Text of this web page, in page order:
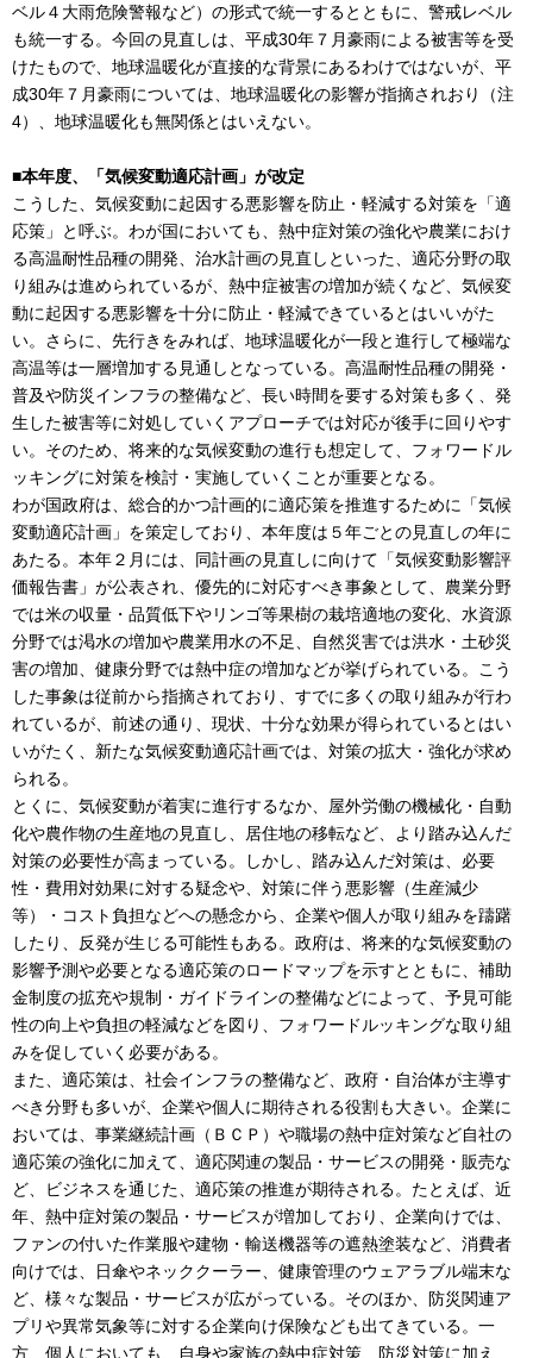
ベル４大雨危険警報など）の形式で統一するとともに、警戒レベル
も統一する。今回の見直しは、平成30年７月豪雨による被害等を受
けたもので、地球温暖化が直接的な背景にあるわけではないが、平
成30年７月豪雨については、地球温暖化の影響が指摘されおり（注
4）、地球温暖化も無関係とはいえない。
■本年度、「気候変動適応計画」が改定
こうした、気候変動に起因する悪影響を防止・軽減する対策を「適
応策」と呼ぶ。わが国においても、熱中症対策の強化や農業におけ
る高温耐性品種の開発、治水計画の見直しといった、適応分野の取
り組みは進められているが、熱中症被害の増加が続くなど、気候変
動に起因する悪影響を十分に防止・軽減できているとはいいがた
い。さらに、先行きをみれば、地球温暖化が一段と進行して極端な
高温等は一層増加する見通しとなっている。高温耐性品種の開発・
普及や防災インフラの整備など、長い時間を要する対策も多く、発
生した被害等に対処していくアプローチでは対応が後手に回りやす
い。そのため、将来的な気候変動の進行も想定して、フォワードル
ッキングに対策を検討・実施していくことが重要となる。
わが国政府は、総合的かつ計画的に適応策を推進するために「気候
変動適応計画」を策定しており、本年度は５年ごとの見直しの年に
あたる。本年２月には、同計画の見直しに向けて「気候変動影響評
価報告書」が公表され、優先的に対応すべき事象として、農業分野
では米の収量・品質低下やリンゴ等果樹の栽培適地の変化、水資源
分野では渇水の増加や農業用水の不足、自然災害では洪水・土砂災
害の増加、健康分野では熱中症の増加などが挙げられている。こう
した事象は従前から指摘されており、すでに多くの取り組みが行わ
れているが、前述の通り、現状、十分な効果が得られているとはい
いがたく、新たな気候変動適応計画では、対策の拡大・強化が求め
られる。
とくに、気候変動が着実に進行するなか、屋外労働の機械化・自動
化や農作物の生産地の見直し、居住地の移転など、より踏み込んだ
対策の必要性が高まっている。しかし、踏み込んだ対策は、必要
性・費用対効果に対する疑念や、対策に伴う悪影響（生産減少
等）・コスト負担などへの懸念から、企業や個人が取り組みを躊躇
したり、反発が生じる可能性もある。政府は、将来的な気候変動の
影響予測や必要となる適応策のロードマップを示すとともに、補助
金制度の拡充や規制・ガイドラインの整備などによって、予見可能
性の向上や負担の軽減などを図り、フォワードルッキングな取り組
みを促していく必要がある。
また、適応策は、社会インフラの整備など、政府・自治体が主導す
べき分野も多いが、企業や個人に期待される役割も大きい。企業に
おいては、事業継続計画（ＢＣＰ）や職場の熱中症対策など自社の
適応策の強化に加えて、適応関連の製品・サービスの開発・販売な
ど、ビジネスを通じた、適応策の推進が期待される。たとえば、近
年、熱中症対策の製品・サービスが増加しており、企業向けでは、
ファンの付いた作業服や建物・輸送機器等の遮熱塗装など、消費者
向けでは、日傘やネッククーラー、健康管理のウェアラブル端末な
ど、様々な製品・サービスが広がっている。そのほか、防災関連ア
プリや異常気象等に対する企業向け保険なども出てきている。一
方、個人においても、自身や家族の熱中症対策、防災対策に加え